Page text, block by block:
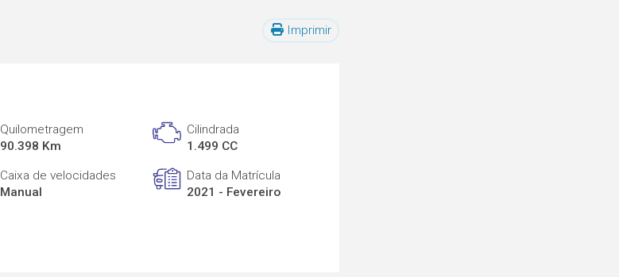
Imprimir
Quilometragem
90.398 Km
Cilindrada
1.499 CC
Caixa de velocidades
Manual
Data da Matrícula
2021 - Fevereiro